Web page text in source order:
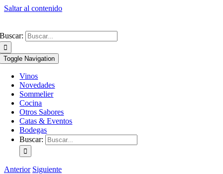
Saltar al contenido
Buscar:
Toggle Navigation
Vinos
Novedades
Sommelier
Cocina
Otros Sabores
Catas & Eventos
Bodegas
Buscar:
Anterior Siguiente